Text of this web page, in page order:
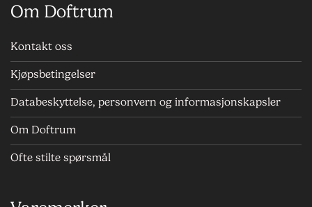
Om Doftrum
Kontakt oss
Kjøpsbetingelser
Databeskyttelse, personvern og informasjonskapsler
Om Doftrum
Ofte stilte spørsmål